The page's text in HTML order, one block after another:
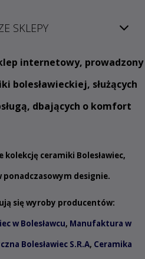
SKLEPY
internetowy, prowadzony
bolesławieckiej, służących
dbających o komfort
ceramiki Bolesławiec,
designie.
się wyroby producentów:
w Bolesławcu, Manufaktura w
Bolesławiec S.R.A, Ceramika